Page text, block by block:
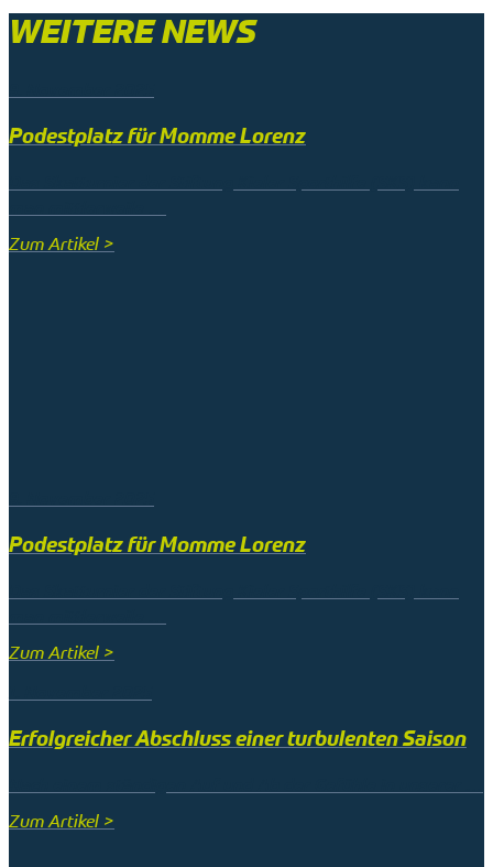
WEITERE NEWS
Podestplatz für Momme Lorenz
Zum Artikel >
Podestplatz für Momme Lorenz
Zum Artikel >
Erfolgreicher Abschluss einer turbulenten Saison
Zum Artikel >